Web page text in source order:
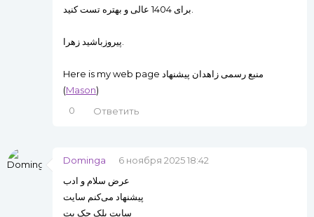
Hеre is my web page منبع رسمی زاهدان پیشنهاد
(Mаson)
0
Ответить
Dominga
6 ноября 2025 18:42
عرض سلام و ادب
پیشنهاد می‌کنم سایت
سایت بلک جک بت